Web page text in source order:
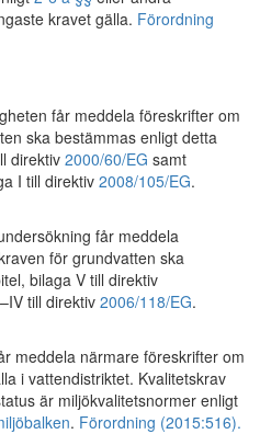
kravet gälla. Förordning
får meddela föreskrifter om
ska bestämmas enligt detta
direktiv 2000/60/EG samt
I till direktiv 2008/105/EG.
får meddela
för grundvatten ska
bilaga V till direktiv
till direktiv2006/118/EG.
meddela närmare föreskrifter om
i vattendistriktet. Kvalitetskrav
är miljökvalitetsnormer enligt
. Förordning (2015:516).